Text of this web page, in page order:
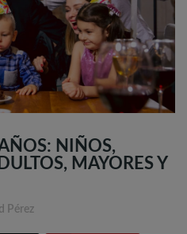
NIÑOS,
MAYORES Y
Pérez